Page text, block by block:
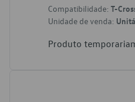
Compatibilidade: T-
Unidade de venda:
Produto